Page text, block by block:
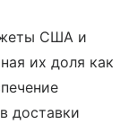
США и
их доля как
доставки